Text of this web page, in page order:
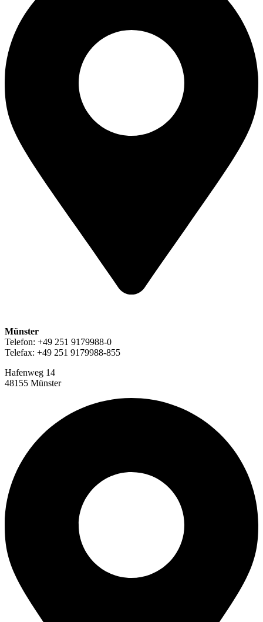
Münster
Telefon: +49 251 9179988-0
Telefax: +49 251 9179988-855
Hafenweg 14
48155 Münster